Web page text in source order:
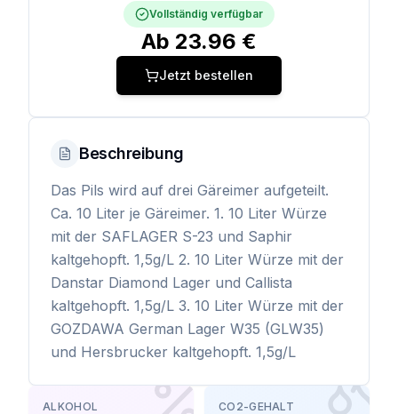
Vollständig verfügbar
Ab 23.96 €
Jetzt bestellen
Beschreibung
Das Pils wird auf drei Gäreimer aufgeteilt.
Ca. 10 Liter je Gäreimer. 1. 10 Liter Würze
mit der SAFLAGER S-23 und Saphir
kaltgehopft. 1,5g/L 2. 10 Liter Würze mit der
Danstar Diamond Lager und Callista
kaltgehopft. 1,5g/L 3. 10 Liter Würze mit der
GOZDAWA German Lager W35 (GLW35)
und Hersbrucker kaltgehopft. 1,5g/L
ALKOHOL CO2-GEHALT